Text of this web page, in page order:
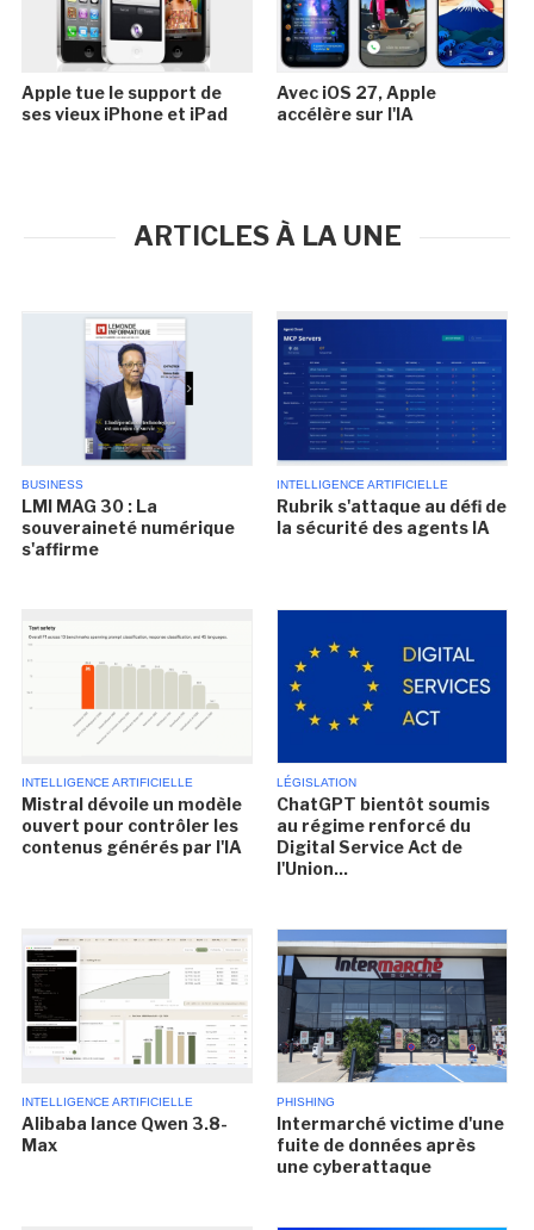
Apple tue le support de
ses vieux iPhone et iPad
Avec iOS 27, Apple
accélère sur l'IA
ARTICLES À LA UNE
BUSINESS
LMI MAG 30 : La
souveraineté numérique
s'affirme
INTELLIGENCE ARTIFICIELLE
Rubrik s'attaque au défi de
la sécurité des agents IA
INTELLIGENCE ARTIFICIELLE
Mistral dévoile un modèle
ouvert pour contrôler les
contenus générés par l'IA
LÉGISLATION
ChatGPT bientôt soumis
au régime renforcé du
Digital Service Act de
l'Union...
INTELLIGENCE ARTIFICIELLE
Alibaba lance Qwen 3.8-
Max
PHISHING
Intermarché victime d'une
fuite de données après
une cyberattaque